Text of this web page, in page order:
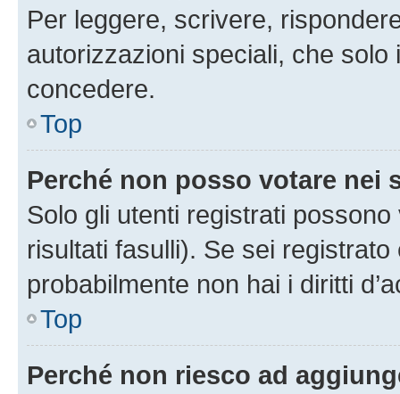
Per leggere, scrivere,
autorizzazioni speciali, che solo
concedere.
Top
Perché non posso votare nei
Solo gli utenti registrati
risultati fasulli). Se sei
probabilmente non hai i diritti
Top
Perché non riesco ad